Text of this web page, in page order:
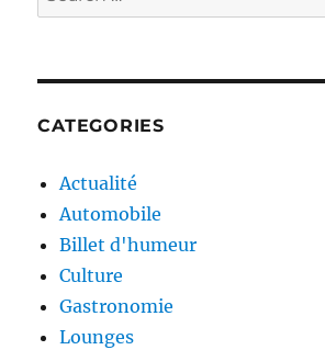
for:
CATEGORIES
Actualité
Automobile
Billet d'humeur
Culture
Gastronomie
Lounges